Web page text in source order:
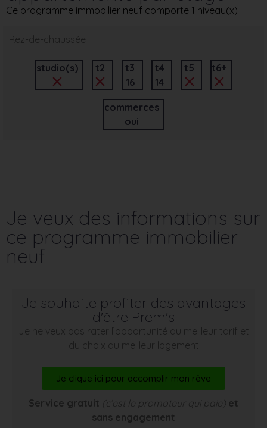
Ce programme immobilier neuf comporte 1 niveau(x)
Rez-de-chaussée
studio(s) t2
t3
16
t4
14
t5 t6+
commerces
oui
Je veux des informations sur
ce programme immobilier
neuf
Je souhaite profiter des avantages
d'être Prem's
Je ne veux pas rater l’opportunité du meilleur tarif et
du choix du meilleur logement
Je clique ici pour accomplir mon rêve
Service gratuit (c’est le promoteur qui paie) et
sans engagement